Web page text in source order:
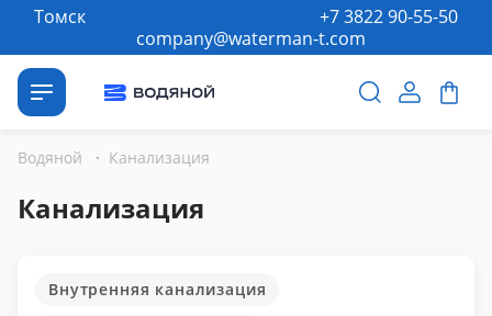
Томск
company@waterman-t.com
+7 3822 90-55-50
Водяной · Канализация
Канализация
Внутренняя канализация